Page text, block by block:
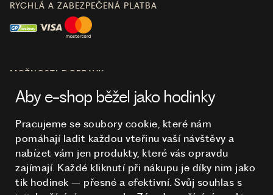
O NÁKUPU
HODINKY
RYCHLÁ A ZABEZPEČENÁ PLATBA
MOŽNOSTI DOPRAVY
Aby e-shop běžel jako hodinky
Pracujeme se soubory cookie, které nám
pomáhají ladit každou vteřinu vaší návštěvy a
nabízet vám jen produkty, které vás opravdu
zajímají. Každé kliknutí při nákupu je díky nim jako
tik hodinek – přesné a efektivní. Svůj souhlas s